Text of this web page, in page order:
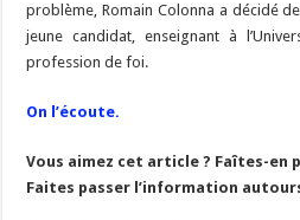
problème, Romain Colonna a décidé
jeune candidat, enseignant à
profession de foi.
On l’écoute.
Vous aimez cet article ? Faîtes-en
Faites passer l’information